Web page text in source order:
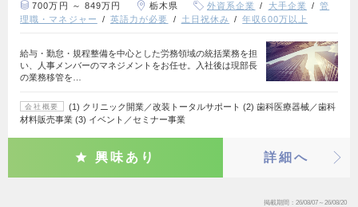
700万円 ～ 849万円 栃木県 外資系企業 大手企業
管
理職・マネジャー
英語力が必要 土日祝休み 年収600万以上
給与・勤怠・規程整備を中心とした労務領域の統括業務を担
い、人事メンバーのマネジメントをお任せ。入社後は現部長
の業務移管を…
会社概要
(1) クリニック開業／改装トータルサポート (2) 歯科医療器械／歯科
材料販売事業 (3) イベント／セミナー事業
興味あり 詳細へ
掲載期間 26/08/07～26/08/20